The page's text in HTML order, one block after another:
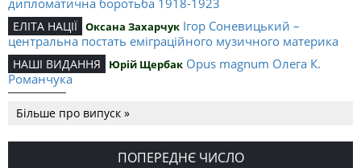
дипломатична боротьба 1918-1923
ЕЛІТА НАЦІЇ Оксана Захарчук Ігор Соневицький –
центральна постать еміграційного музичного материка
НАШІ ВИДАННЯ Юрій Щербак Opus magnum Олега К.
Романчука
Романчука
СЛОВО РЕДАКЦІЙНЕ Олег К. Романчук Журавель і синиця
як уособлення української політстратегії й тактики
Більше про випуск »
ПОПЕРЕДНЄ ЧИСЛО